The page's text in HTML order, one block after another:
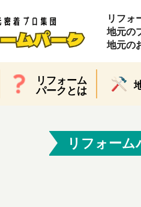
リフォ
地元の
地元の
リフォーム
パークとは
リフォー